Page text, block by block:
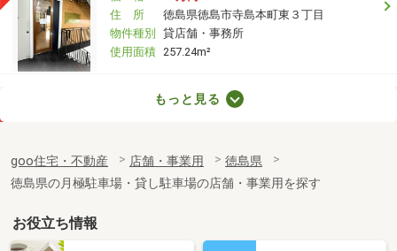
住 所
徳島県徳島市寺島本町東３丁目
物件種別
貸店舗・事務所
使用面積 257.24m²
徳島県徳島市中常三島町１丁目
物件種別 貸店舗（建物一部）
使用面積 126.71m²
徳島県徳島市中島田町２丁目
もっと見る
goo住宅・不動産 店舗・事業用
徳島県
徳島県の月極駐車場・貸し駐車場の店舗・事業用を探す
お役立ち情報